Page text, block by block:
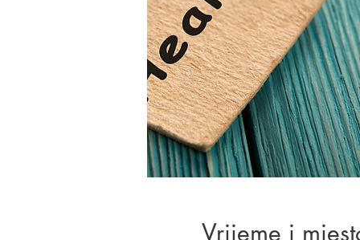
Vrijeme i